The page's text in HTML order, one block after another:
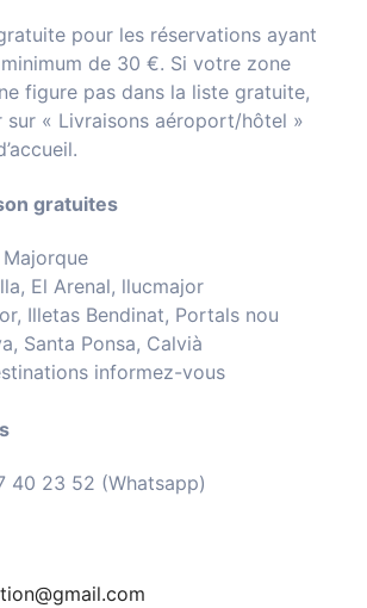
pour les réservations ayant
de 30 €. Si votre zone
figure pas dans la liste gratuite,
sur « Livraisons aéroport/hôtel »
gratuites
El Arenal, llucmajor
Illetas Bendinat, Portals nou
Santa Ponsa, Calvià
informez-vous
40 23 52 (Whatsapp)